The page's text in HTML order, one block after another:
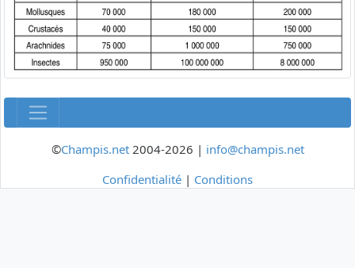
©Champis.net2004-2026 | info@champis.net
Confidentialité | Conditions